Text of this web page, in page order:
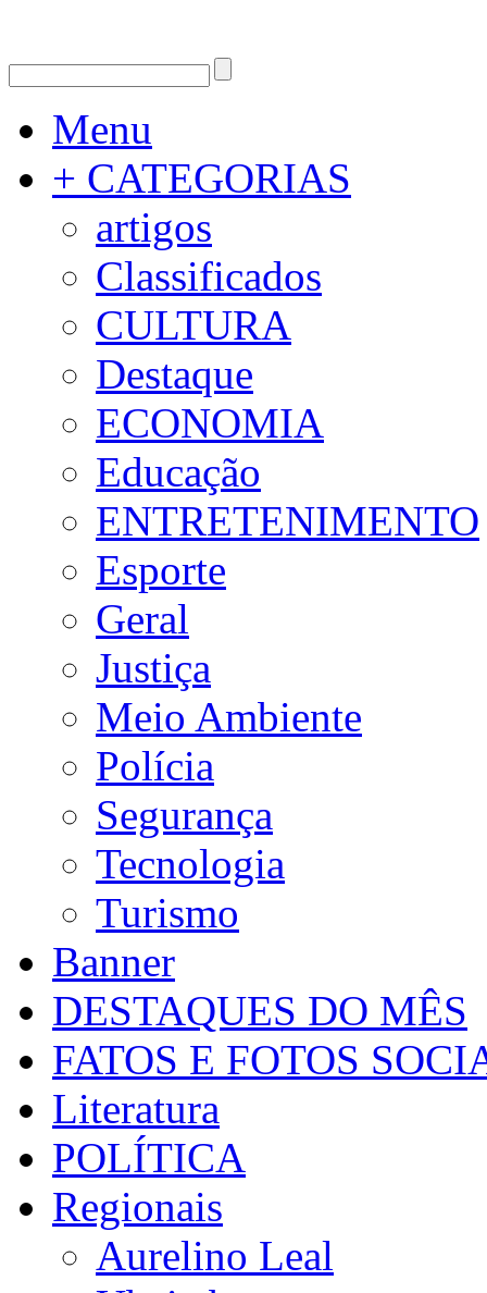
Menu
+ CATEGORIAS
artigos
Classificados
CULTURA
Destaque
ECONOMIA
Educação
ENTRETENIMENTO
Esporte
Geral
Justiça
Meio Ambiente
Polícia
Segurança
Tecnologia
Turismo
Banner
DESTAQUES DO MÊS
FATOS E FOTOS
Literatura
POLÍTICA
Regionais
Aurelino Leal